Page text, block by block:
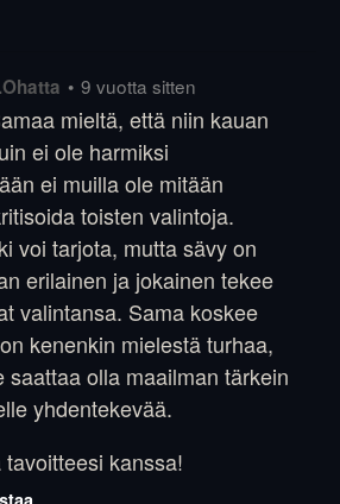
• 9 vuotta sitten
mieltä, että niin kauan
ei ole harmiksi
ei muilla ole mitään
toisten valintoja.
voi tarjota, mutta sävy on
erilainen ja jokainen tekee
valintansa. Sama koskee
kenenkin mielestä turhaa,
saattaa olla maailman tärkein
yhdentekevää.
tavoitteesi kanssa!